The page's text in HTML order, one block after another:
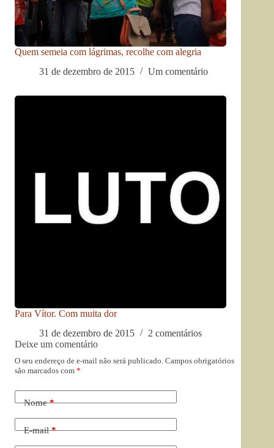
Quem semeia com lágrimas, recolhe com alegria
31 de dezembro de 2015
Um comentário
Para Vítor. Com muita dor
31 de dezembro de 2015
2 comentários
Deixe um comentário
O seu endereço de e-mail não será publicado. Campos obrigatórios
são marcados com *
Nome*
E-mail*